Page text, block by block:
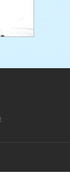
占い